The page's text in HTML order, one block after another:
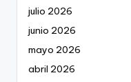
julio 2026
junio 2026
mayo 2026
abril 2026